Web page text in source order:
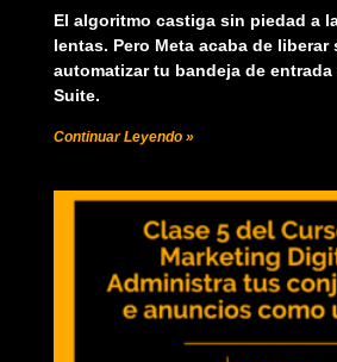
El algoritmo castiga sin piedad a
lentas. Pero Meta acaba de liberar
automatizar tu bandeja de
Suite.
Continuar Leyendo »